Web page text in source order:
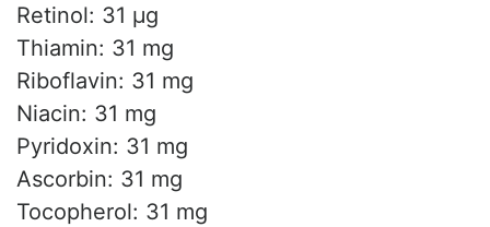
Retinol: 31 µg
Thiamin: 31 mg
Riboflavin: 31 mg
Niacin: 31 mg
Pyridoxin: 31 mg
Ascorbin: 31 mg
Tocopherol: 31 mg